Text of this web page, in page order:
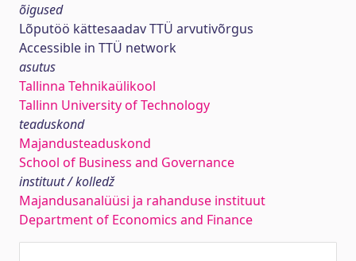
õigused
Lõputöö kättesaadav TTÜ arvutivõrgus
Accessible in TTÜ network
asutus
Tallinna Tehnikaülikool
Tallinn University of Technology
teaduskond
Majandusteaduskond
School of Business and Governance
instituut / kolledž
Majandusanalüüsi ja rahanduse instituut
Department of Economics and Finance